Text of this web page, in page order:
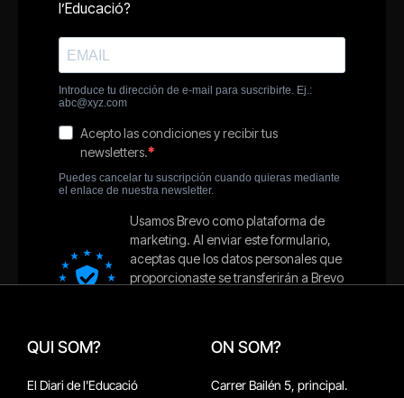
QUI SOM?
El Diari de l'Educació
ON SOM?
Carrer Bailén 5, principal.